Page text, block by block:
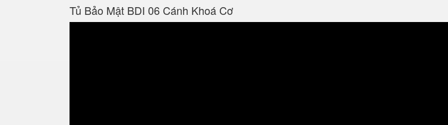
Tủ Bảo Mật BDI 06 Cánh Khoá Cơ